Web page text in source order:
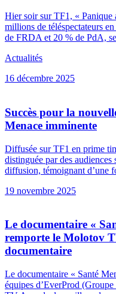
Hier soir sur TF1, « Panique
millions de téléspectateurs
de FRDA et 20 % de PdA,
Actualités
16 décembre 2025
Succès pour la
Menace imminente
Diffusée sur TF1 en prime
distinguée par des audiences
diffusion, témoignant d’une
19 novembre 2025
Le documentaire «
remporte le Molotov
documentaire
Le documentaire « Santé
équipes d’EverProd